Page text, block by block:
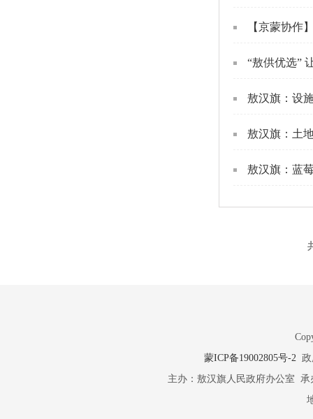
【京蒙协作
“敖供优选”
敖汉旗：设
敖汉旗：土
敖汉旗：蓝
蒙ICP备19002805号-2政
主办：敖汉旗人民政府办公室